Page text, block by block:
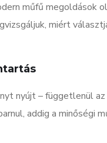
műfű megoldások
miért
nyújt – függetlenül az
addig a minőségi